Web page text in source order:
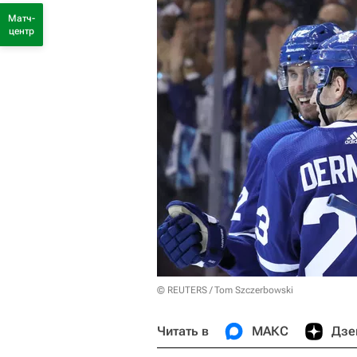
© REUTERS / Tom Szczerbowski
Читать в МАКС
Матч-
центр